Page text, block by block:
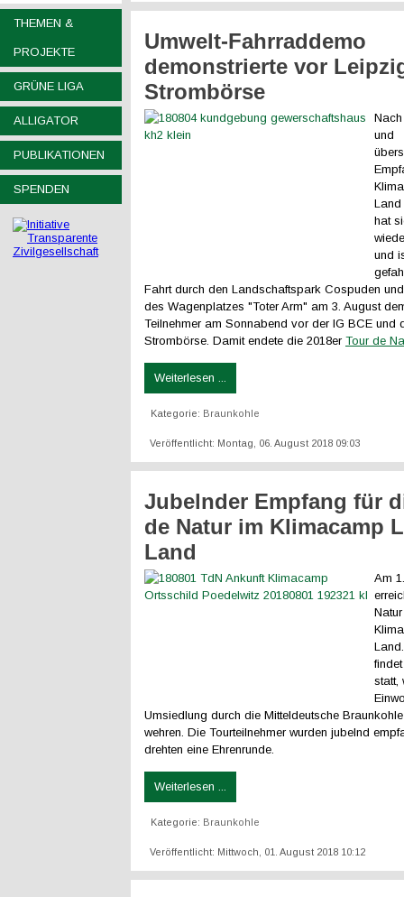
THEMEN &
PROJEKTE
GRÜNE LIGA
ALLIGATOR
PUBLIKATIONEN
SPENDEN
Umwelt-Fahrraddemo
demonstrierte vor
Strombörse
und
Land
hat
und
Fahrt durch den Landschaftspark Cospuden
des Wagenplatzes "Toter Arm" am 3. August
Teilnehmer am Sonnabend vor der IG BCE und
Strombörse. Damit endete die 2018er Tour de
Weiterlesen ...
Kategorie: Braunkohle
Veröffentlicht: Montag, 06. August 2018 09:03
Jubelnder Empfang für
de Natur im Klimacamp
Land
Am
statt,
Umsiedlung durch die Mitteldeutsche
wehren. Die Tourteilnehmer wurden jubelnd
drehten eine Ehrenrunde.
Weiterlesen ...
Kategorie: Braunkohle
Veröffentlicht: Mittwoch, 01. August 2018 10:12